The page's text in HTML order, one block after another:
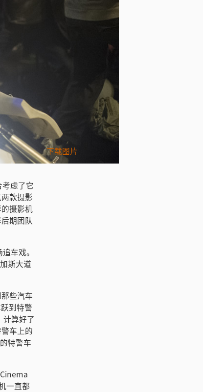
下载图片
虑了它
款摄影
摄影机
期团队
车戏。
斯大道
些汽车
到特警
算好了
车上的
特警车
一直都